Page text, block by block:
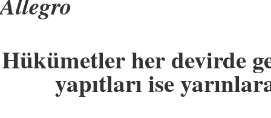
Hükümetler her devirde
yapıtları ise